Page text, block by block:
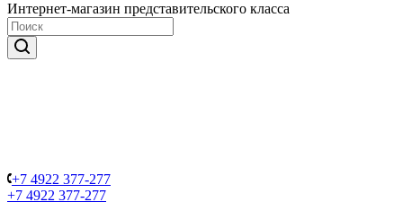
Интернет-магазин представительского класса
+7 4922 377-277
+7 4922 377-277